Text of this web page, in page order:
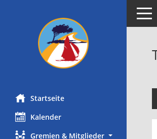
Startseite
Kalender
Gremien & Mitglieder